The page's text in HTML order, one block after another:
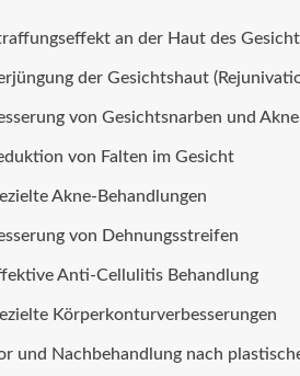
an der Haut des
der Gesichtshaut
von Gesichtsnarben und
von Falten im Gesicht
Akne-Behandlungen
von Dehnungsstreifen
Anti-Cellulitis Behandlung
Körperkonturverbesserungen
und Nachbehandlung nach